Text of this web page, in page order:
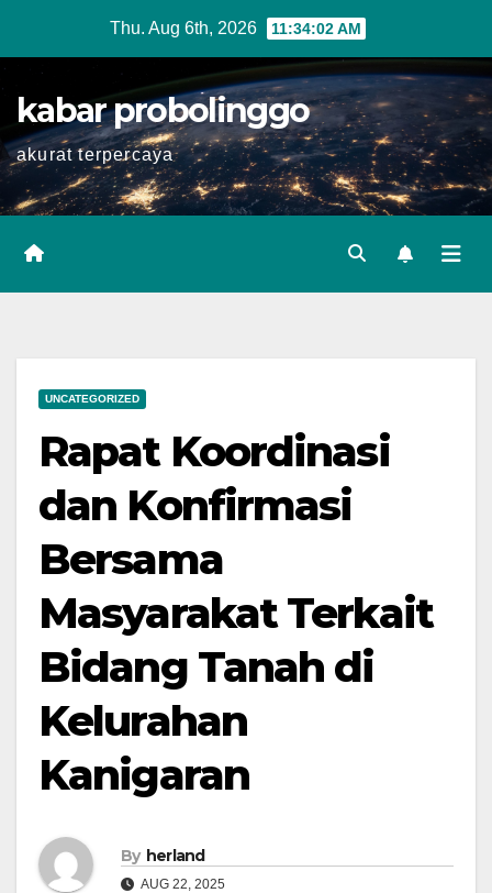
Thu. Aug 6th, 2026 11:34:03 AM
kabar probolinggo
akurat terpercaya
UNCATEGORIZED
Rapat Koordinasi
dan Konfirmasi
Bersama
Masyarakat Terkait
Bidang Tanah di
Kelurahan
Kanigaran
By herland
AUG 22, 2025